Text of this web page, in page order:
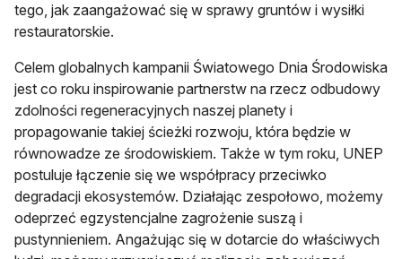
tego, jak zaangażować się w sprawy gruntów i wysiłki
restauratorskie.
Celem globalnych kampanii Światowego Dnia Środowiska
jest co roku inspirowanie partnerstw na rzecz odbudowy
zdolności regeneracyjnych naszej planety i
propagowanie takiej ścieżki rozwoju, która będzie w
równowadze ze środowiskiem. Także w tym roku, UNEP
postuluje łączenie się we współpracy przeciwko
degradacji ekosystemów. Działając zespołowo, możemy
odeprzeć egzystencjalne zagrożenie suszą i
pustynnieniem. Angażując się w dotarcie do właściwych